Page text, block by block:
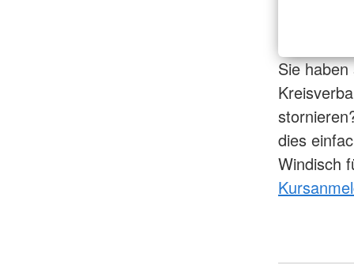
Sie
dies
Windisch